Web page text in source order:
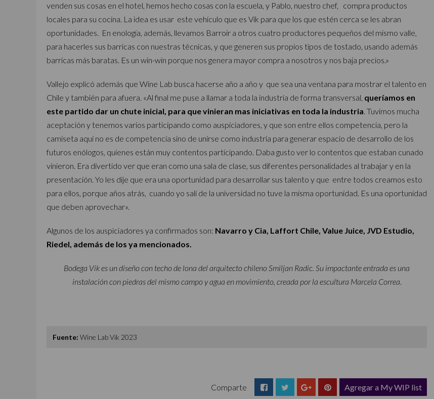
venden sus cosas en el hotel, hemos hecho cosas con la escuela, y Pablo, nuestro chef, compra productos
locales para su cocina. La idea es usar este vehículo que es Vik para que los que estén cerca se les abran
oportunidades. En enología, además, llevamos Barroir a otros cuatro productores pequeños del mismo valle,
para hacerles sus barricas con nuestras técnicas, y que generen sus propios tipos de tostado, usando además
barricas más baratas. Es un win-win porque nos genera mayor compra a nosotros y nos baja precios.»
Vallejo explicó además que Wine Lab busca hacerse año a año y que sea una ventana para mostrar el talento en
Chile y también para afuera. «Al final me puse a llamar a toda la industria de forma transversal, queríamos en
este partido dar un chute inicial, para que vinieran mas iniciativas en toda la industria. Tuvimos mucha
aceptación y tenemos varios participando como auspiciadores, y que son entre ellos competencia, pero la
camiseta aquí no es de competencia sino de unirse como industria para generar espacio de desarrollo de los
futuros enólogos, quienes están muy contentos participando. Daba gusto ver lo contentos que estaban cunado
vinieron. Era divertido ver que eran como una sala de clase, sus diferentes personalidades al trabajar y en la
presentación. Yo les dije que era una oportunidad para desarrollar sus talento y que entre todos creamos esto
para ellos, porque años atrás, cuando yo salí de la universidad no tuve la misma oportunidad. Es una oportunidad
que deben aprovechar».
Algunos de los auspiciadores ya confirmados son: Navarro y Cia, Laffort Chile, Value Juice, JVD Estudio,
Riedel, además de los ya mencionados.
Bodega Vik es un diseño con techo de lona del arquitecto chileno Smiljan Radic. Su impactante entrada es una
instalación con piedras del mismo campo y agua en movimiento, creada por la escultura Marcela Correa.
Fuente: Wine Lab Vik 2023
Comparte Agregar a My WIP list